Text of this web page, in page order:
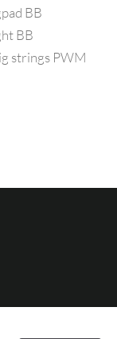
BB
BB
strings PWM